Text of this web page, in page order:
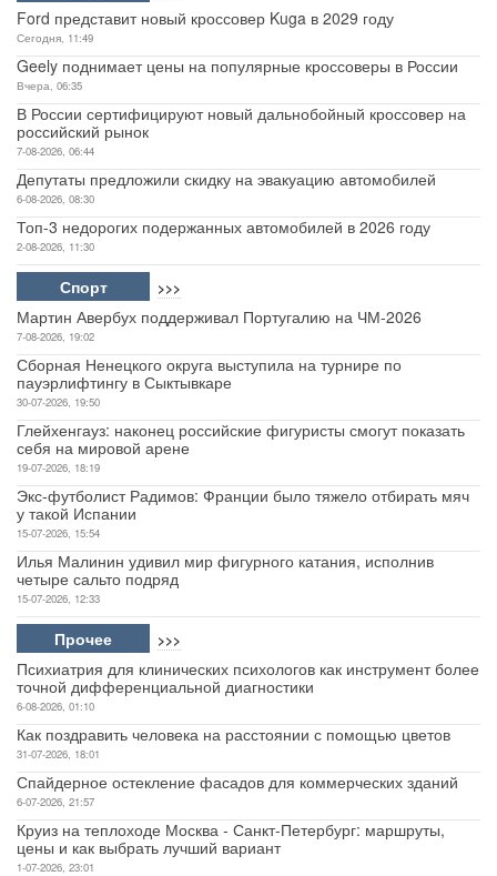
Ford представит новый кроссовер Kuga в 2029 году
Сегодня, 11:49
Geely поднимает цены на популярные кроссоверы в России
Вчера, 06:35
В России сертифицируют новый дальнобойный кроссовер на
российский рынок
7-08-2026, 06:44
Депутаты предложили скидку на эвакуацию автомобилей
6-08-2026, 08:30
Топ-3 недорогих подержанных автомобилей в 2026 году
2-08-2026, 11:30
Спорт >>>
Мартин Авербух поддерживал Португалию на ЧМ-2026
7-08-2026, 19:02
Сборная Ненецкого округа выступила на турнире по
пауэрлифтингу в Сыктывкаре
30-07-2026, 19:50
Глейхенгауз: наконец российские фигуристы смогут показать
себя на мировой арене
19-07-2026, 18:19
Экс-футболист Радимов: Франции было тяжело отбирать мяч
у такой Испании
15-07-2026, 15:54
Илья Малинин удивил мир фигурного катания, исполнив
четыре сальто подряд
15-07-2026, 12:33
Прочее >>>
Психиатрия для клинических психологов как инструмент более
точной дифференциальной диагностики
6-08-2026, 01:10
Как поздравить человека на расстоянии с помощью цветов
31-07-2026, 18:01
Спайдерное остекление фасадов для коммерческих зданий
6-07-2026, 21:57
Круиз на теплоходе Москва - Санкт-Петербург: маршруты,
цены и как выбрать лучший вариант
1-07-2026, 23:01